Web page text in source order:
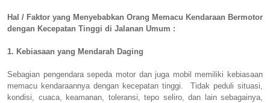
Hal / Faktor yang Menyebabkan Orang Memacu Kendaraan Bermotor
dengan Kecepatan Tinggi di Jalanan Umum :
1. Kebiasaan yang Mendarah Daging
Sebagian pengendara sepeda motor dan juga mobil memiliki kebiasaan
memacu kendaraannya dengan kecepatan tinggi. Tidak peduli situasi,
kondisi, cuaca, keamanan, toleransi, tepo seliro, dan lain sebagainya,